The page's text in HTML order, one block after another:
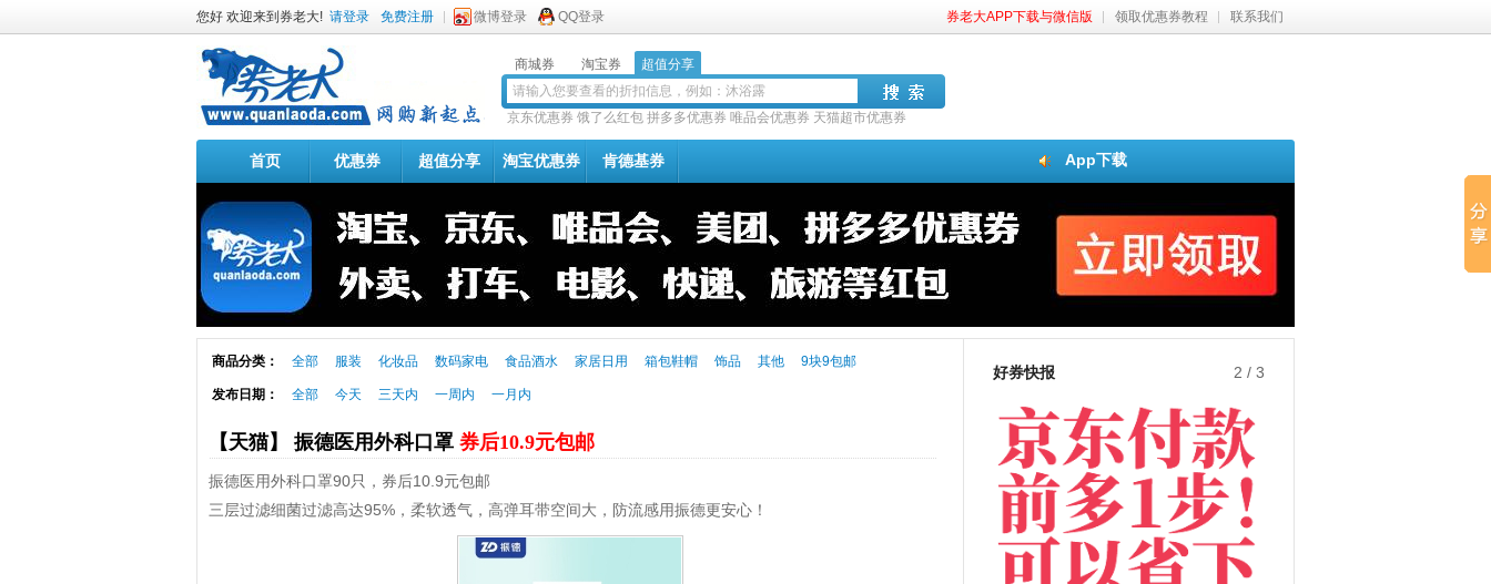
您好 欢迎来到券老大! 请登录 免费注册 微博登录 QQ登录 券老大APP下载与微信版 领取优惠券教程 联系我们
商城券 淘宝券 超值分享
京东优惠券 饿了么红包 拼多多优惠券 唯品会优惠券 天猫超市优惠券
App下载
首页 优惠券 超值分享 淘宝优惠券 肯德基券
商品分类： 全部 服装 化妆品 数码家电 食品酒水 家居日用 箱包鞋帽 饰品 其他 9块9包邮
发布日期： 全部 今天 三天内 一周内 一月内
【天猫】 振德医用外科口罩 券后10.9元包邮
振德医用外科口罩90只，券后10.9元包邮
三层过滤细菌过滤高达95%，柔软透气，高弹耳带空间大，防流感用振德更安心！
好券快报 3 / 3